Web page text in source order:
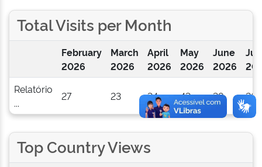
Total Visits per Month
February
2026
March
2026
April
2026
May
2026
June
2026
Relatório
...
27 23 34 43 39 26
Top Country Views